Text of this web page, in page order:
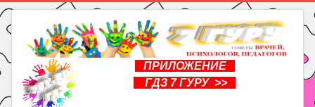
ПРИЛОЖЕНИЕ
ГДЗ 7 ГУРУ >>